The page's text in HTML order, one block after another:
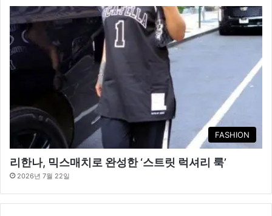
FASHION
리한나, 믹스매치로 완성한 ‘스트릿 럭셔리 룩’
2026년 7월 22일